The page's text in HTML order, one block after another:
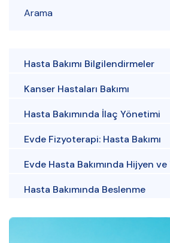
Hasta Bakımı Bilgilendirmeler
Kanser Hastaları Bakımı
Hasta Bakımında İlaç Yönetimi
Evde Fizyoterapi: Hasta Bakımı
Evde Hasta Bakımında Hijyen
Hasta Bakımında Beslenme